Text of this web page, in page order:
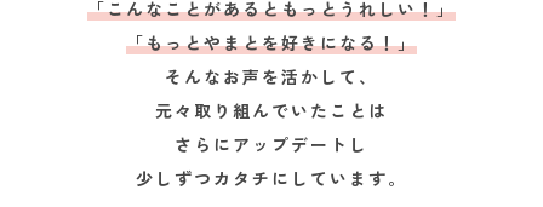
「こんなことがあるともっとうれしい！」
「もっとやまとを好きになる！」
そんなお声を活かして、
元々取り組んでいたことは
さらにアップデートし
少しずつカタチにしています。